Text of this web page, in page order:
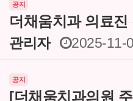
공지
더채움치과 의료
관리자
2025-11-
공지
[더채움치과의원